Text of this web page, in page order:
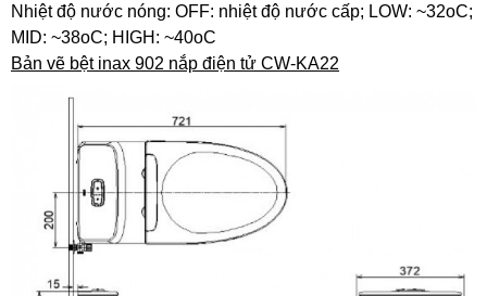
Nhiệt độ nước nóng: OFF: nhiệt độ nước cấp; LOW: ~32oC;
MID: ~38oC; HIGH: ~40oC
Bản vẽ bệt inax 902 nắp điện tử CW-KA22